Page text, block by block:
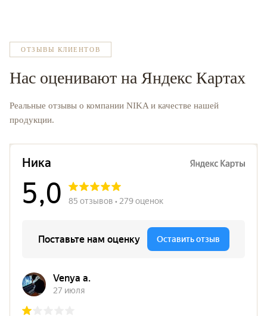
ОТЗЫВЫ КЛИЕНТОВ
Нас оценивают на Яндекс Картах
Реальные отзывы о компании NIKA и качестве нашей
продукции.